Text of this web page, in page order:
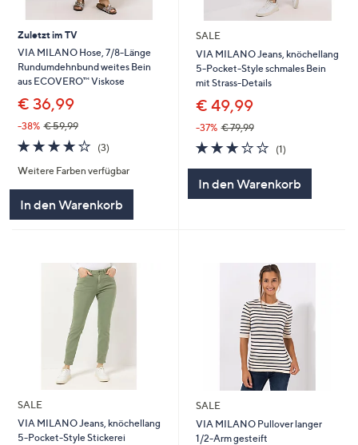
Zuletzt im TV
VIA MILANO Hose, 7/8-Länge
Rundumdehnbund weites Bein
aus ECOVERO™ Viskose
€ 36,99
-38% € 59,99
3.7
von
5
(3)
Weitere Farben verfügbar
In den Warenkorb
SALE
VIA MILANO Jeans, knöchellang
5-Pocket-Style schmales Bein
mit Strass-Details
€ 49,99
-37% € 79,99
3.0
von
(1)
In den Warenkorb
SALE
VIA MILANO Jeans, knöchellang
5-Pocket-Style Stickerei
SALE
VIA MILANO Pullover langer
1/2-Arm gesteift